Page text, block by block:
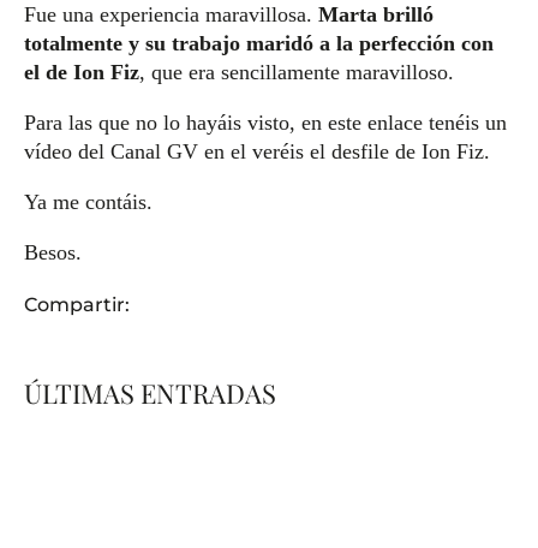
Fue una experiencia maravillosa. Marta brilló
totalmente y su trabajo maridó a la perfección con
el de Ion Fiz, que era sencillamente maravilloso.
Para las que no lo hayáis visto, en este enlace tenéis un
vídeo del Canal GV en el veréis el desfile de Ion Fiz.
Ya me contáis.
Besos.
Compartir:
ÚLTIMAS ENTRADAS